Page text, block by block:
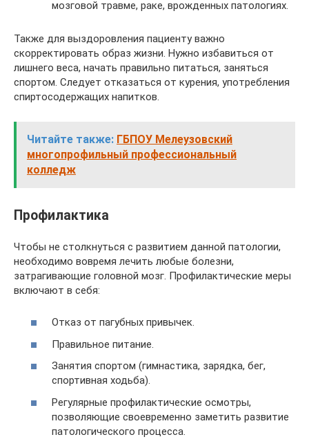
мозговой травме, раке, врожденных патологиях.
Также для выздоровления пациенту важно
скорректировать образ жизни. Нужно избавиться от
лишнего веса, начать правильно питаться, заняться
спортом. Следует отказаться от курения, употребления
спиртосодержащих напитков.
Читайте также: ГБПОУ Мелеузовский
многопрофильный профессиональный
колледж
Профилактика
Чтобы не столкнуться с развитием данной патологии,
необходимо вовремя лечить любые болезни,
затрагивающие головной мозг. Профилактические меры
включают в себя:
Отказ от пагубных привычек.
Правильное питание.
Занятия спортом (гимнастика, зарядка, бег,
спортивная ходьба).
Регулярные профилактические осмотры,
позволяющие своевременно заметить развитие
патологического процесса.